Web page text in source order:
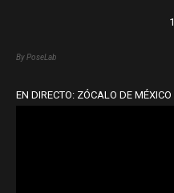
1
By PoseLab
EN DIRECTO: ZÓCALO DE MÉXICO